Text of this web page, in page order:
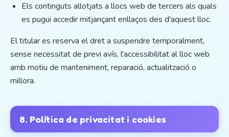
Els continguts allotjats a llocs web de tercers als quals
es pugui accedir mitjançant enllaços des d'aquest lloc.
El titular es reserva el dret a suspendre temporalment,
sense necessitat de previ avís, l'accessibilitat al lloc web
amb motiu de manteniment, reparació, actualització o
millora.
8. Política de privacitat i cookies